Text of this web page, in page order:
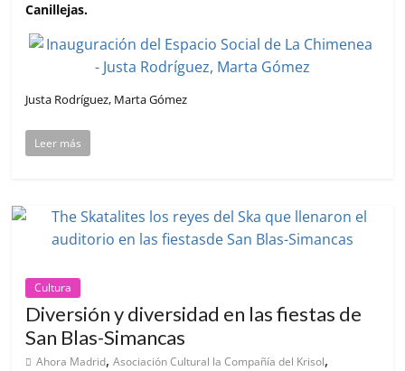
Canillejas.
Justa Rodríguez, Marta Gómez
Leer más
Cultura
Diversión y diversidad en las fiestas de
San Blas-Simancas
Ahora Madrid,Asociación Cultural la Compañía del Krisol,